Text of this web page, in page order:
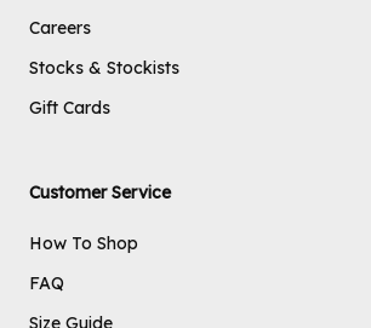
Careers
Stocks & Stockists
Gift Cards
Customer Service
How To Shop
FAQ
Size Guide